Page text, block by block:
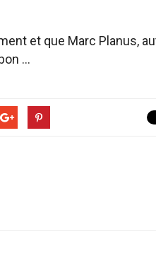
et que Marc Planus,
…